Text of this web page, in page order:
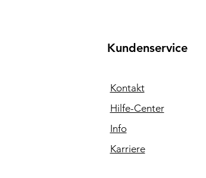
Kundenservice
Kontakt
Hilfe-Center
Info
Karriere